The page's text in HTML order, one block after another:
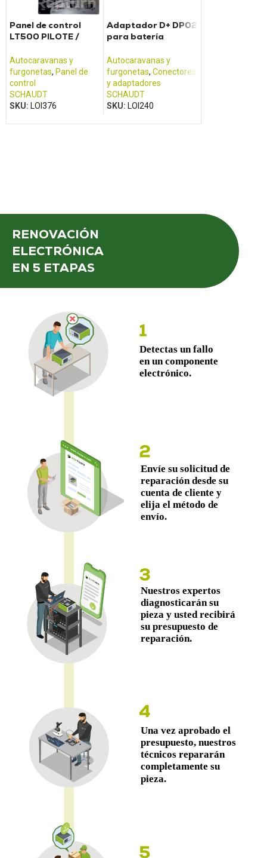
Panel de control
LT500 PILOTE /
Autocaravanas y
furgonetas, Panel de
control
SCHAUDT
SKU: LOI376
Adaptador D+ DP02
para batería
Autocaravanas y
furgonetas, Conectores
y adaptadores
SCHAUDT
SKU: LOI240
RENOVACIÓN
ELECTRÓNICA
EN 5 ETAPAS